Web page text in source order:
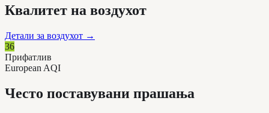
Квалитет на воздухот
Детали за воздухот →
36
Прифатлив
European AQI
Често поставувани прашања